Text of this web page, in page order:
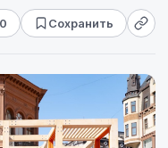
0 Сохранить